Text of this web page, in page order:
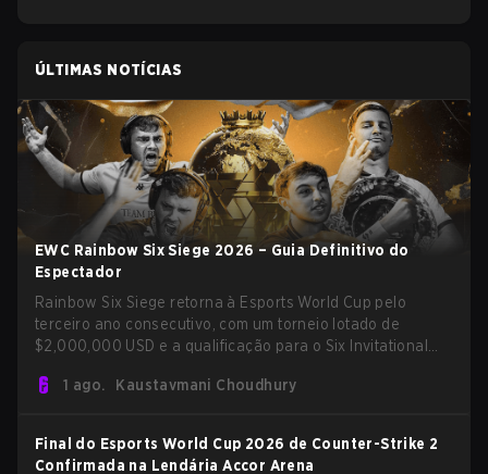
ÚLTIMAS NOTÍCIAS
EWC Rainbow Six Siege 2026 – Guia Definitivo do
Espectador
Rainbow Six Siege retorna à Esports World Cup pelo
terceiro ano consecutivo, com um torneio lotado de
$2,000,000 USD e a qualificação para o Six Invitational
Team Secret em edições anteriores, 2026 continua o
1 ago. Kaustavmani Choudhury
Final do Esports World Cup 2026 de Counter-Strike 2
Confirmada na Lendária Accor Arena